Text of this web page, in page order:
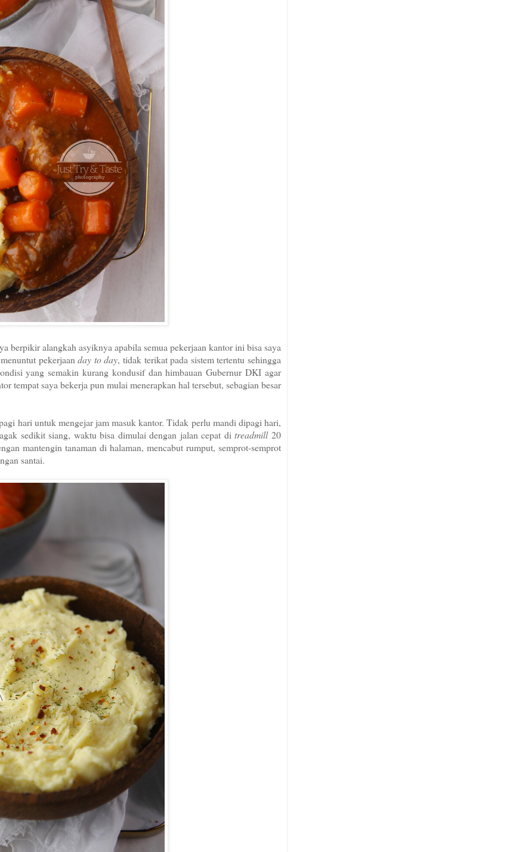
berpikir alangkah asyiknya apabila semua pekerjaan kantor ini bisa saya
pekerjaanday to day, tidak terikat pada sistem tertentu sehingga
yang semakin kurang kondusif dan himbauan Gubernur DKI agar
tempat saya bekerja pun mulai menerapkan hal tersebut, sebagian besar
hari untuk mengejar jam masuk kantor. Tidak perlu mandi dipagi hari,
sedikit siang, waktu bisa dimulai dengan jalan cepat ditreadmill20
mantengin tanaman di halaman, mencabut rumput, semprot-semprot
santai.